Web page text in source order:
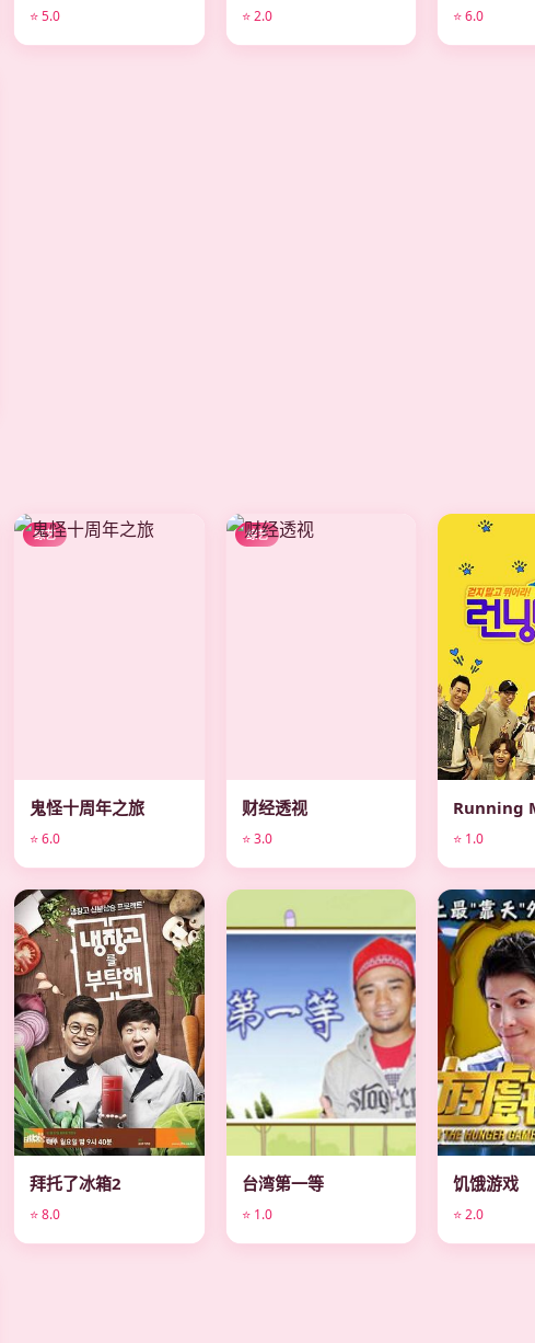
⭐ 5.0 ⭐ 2.0 ⭐ 6.0
综艺
鬼怪十周年之旅
⭐ 6.0
综艺
财经透视
⭐ 3.0
综艺
Running
⭐ 1.0
综艺
拜托了冰箱2
⭐ 8.0
台湾第一等
⭐ 1.0
综艺
饥饿游戏
⭐ 2.0